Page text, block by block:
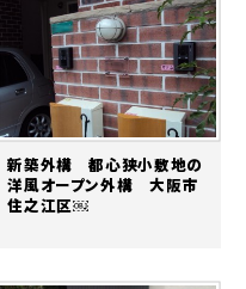
新築外構 都心狭小敷地の
洋風オープン外構 大阪市
住之江区￼